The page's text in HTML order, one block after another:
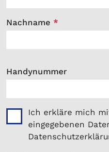
Nachname *
Handynummer
Ich erkläre mich
eingegebenen